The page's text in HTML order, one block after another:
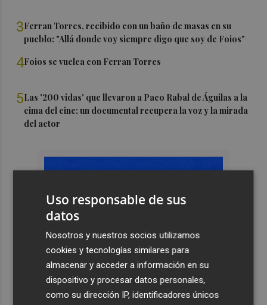
3Ferran Torres, recibido con un baño de masas en su
pueblo: "Allá donde voy siempre digo que soy de Foios"
4Foios se vuelca con Ferran Torres
5Las '200 vidas' que llevaron a Paco Rabal de Águilas a la
cima del cine: un documental recupera la voz y la mirada
del actor
Uso responsable de sus
datos
Nosotros y nuestros socios utilizamos
cookies y tecnologías similares para
almacenar y acceder a información en su
dispositivo y procesar datos personales,
como su dirección IP, identificadores únicos